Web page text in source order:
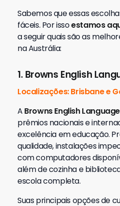
Sabemos que essas
fáceis. Por issoestamos
a seguir quais são as
na Austrália:
1. Browns English
Localizações: Brisbane e
A Browns English Language
prêmios nacionais e
excelência em educação.
qualidade, instalações
com computadores
além de cozinha e
escola completa.
Suas principais opções de